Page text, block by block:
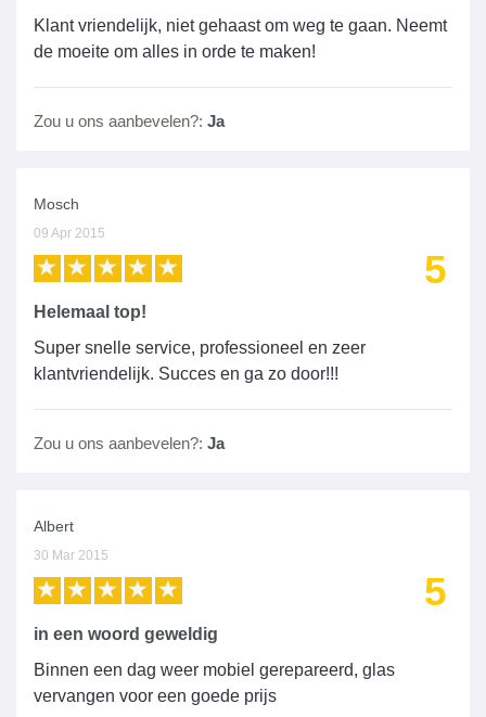
Klant vriendelijk, niet gehaast om weg te gaan. Neemt
de moeite om alles in orde te maken!
Zou u ons aanbevelen?: Ja
Mosch
09 Apr 2015
5
Helemaal top!
Super snelle service, professioneel en zeer
klantvriendelijk. Succes en ga zo door!!!
Zou u ons aanbevelen?: Ja
Albert
30 Mar 2015
5
in een woord geweldig
Binnen een dag weer mobiel gerepareerd, glas
vervangen voor een goede prijs